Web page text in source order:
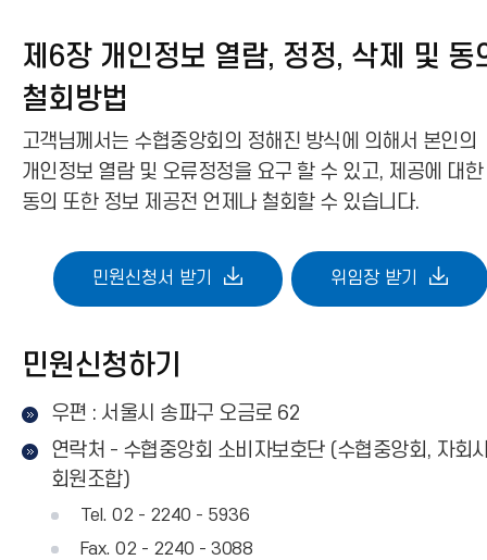
제6장 개인정보 열람, 정정, 삭제 및 동
철회방법
고객님께서는 수협중앙회의 정해진 방식에 의해서 본인의
개인정보 열람 및 오류정정을 요구 할 수 있고, 제공에 대한
동의 또한 정보 제공전 언제나 철회할 수 있습니다.
민원신청서 받기 위임장 받기
민원신청하기
우편 : 서울시 송파구 오금로 62
연락처 - 수협중앙회 소비자보호단 (수협중앙회, 자회
회원조합)
Tel. 02 - 2240 - 5936
Fax. 02 - 2240 - 3088